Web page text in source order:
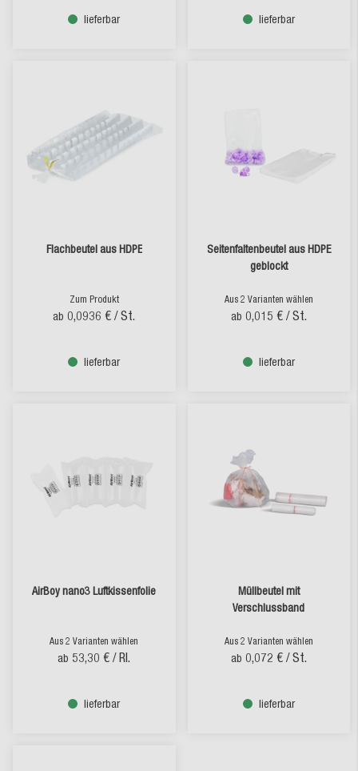
lieferbar lieferbar
Flachbeutel aus HDPE
Zum Produkt
ab 0,0936 € / St.
lieferbar
Seitenfaltenbeutel aus HDPE
geblockt
Aus 2 Varianten wählen
ab 0,015 € / St.
lieferbar
AirBoy nano3 Luftkissenfolie
Aus 2 Varianten wählen
ab 53,30 € / Rl.
lieferbar
Müllbeutel mit
Verschlussband
Aus 2 Varianten wählen
ab 0,072 € / St.
lieferbar